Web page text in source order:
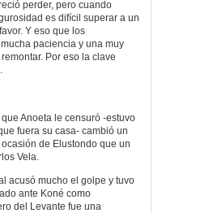
perder, pero cuando
es difícil superar a un
Y eso que los
paciencia y una muy
Por eso la clave
Anoeta le censuró -estuvo
fuera su casa- cambió un
de Elustondo que un
Vela.
acusó mucho el golpe y tuvo
ante Koné como
del Levante fue una